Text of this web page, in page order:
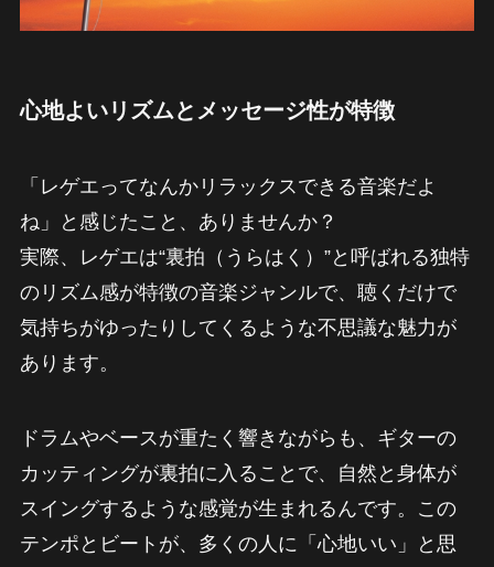
心地よいリズムとメッセージ性が特徴
「レゲエってなんかリラックスできる音楽だよ
ね」と感じたこと、ありませんか？
実際、レゲエは“裏拍（うらはく）”と呼ばれる独特
のリズム感が特徴の音楽ジャンルで、聴くだけで
気持ちがゆったりしてくるような不思議な魅力が
あります。
ドラムやベースが重たく響きながらも、ギターの
カッティングが裏拍に入ることで、自然と身体が
スイングするような感覚が生まれるんです。この
テンポとビートが、多くの人に「心地いい」と思